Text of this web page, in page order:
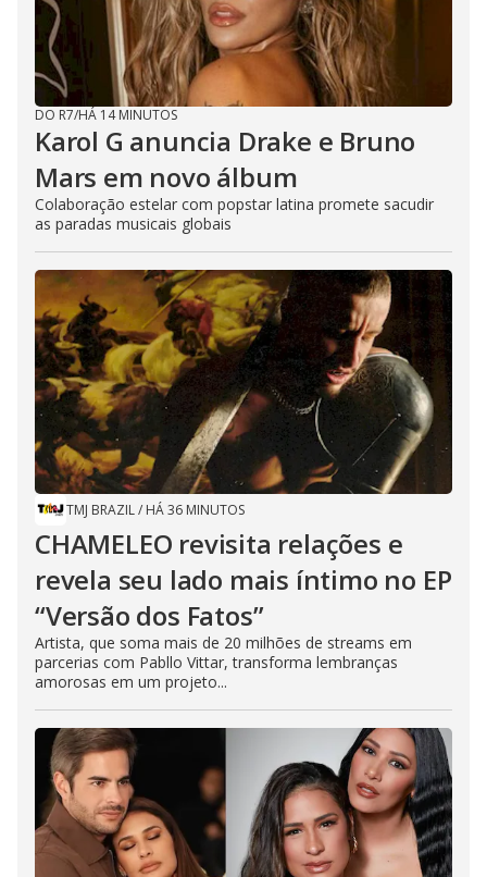
DO R7/HÁ 14 MINUTOS
Karol G anuncia Drake e Bruno
Mars em novo álbum
Colaboração estelar com popstar latina promete sacudir
as paradas musicais globais
TMJ BRAZIL/ HÁ 36 MINUTOS
CHAMELEO revisita relações e
revela seu lado mais íntimo no EP
“Versão dos Fatos”
Artista, que soma mais de 20 milhões de streams em
parcerias com Pabllo Vittar, transforma lembranças
amorosas em um projeto...